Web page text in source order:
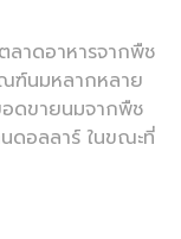
ลาดอาหารจากพืช
ฑ์นมหลากหลาย
อดขายนมจากพืช
ดอลลาร์ ในขณะที่